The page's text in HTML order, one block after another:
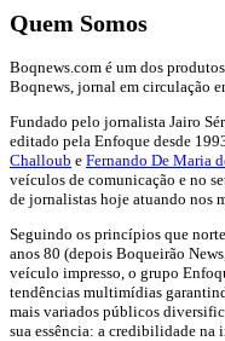
Quem Somos
Boqnews.com é um dos
Boqnews, jornal em circulação
Fundado pelo jornalista Jairo
editado pela Enfoque desde
Challoub e Fernando De Maria
veículos de comunicação e no
de jornalistas hoje atuando nos
Seguindo os princípios que
anos 80 (depois Boqueirão
veículo impresso, o grupo
tendências multimídias
mais variados públicos
sua essência: a credibilidade na